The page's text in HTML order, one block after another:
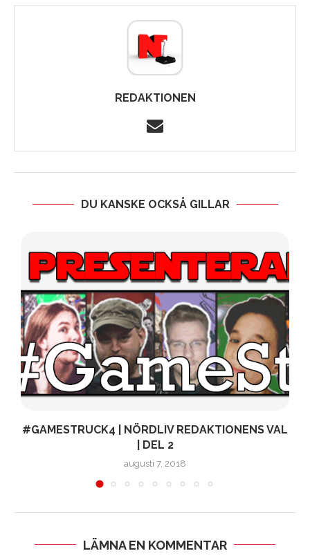
REDAKTIONEN
DU KANSKE OCKSÅ GILLAR
#GAMESTRUCK4 | NÖRDLIV REDAKTIONENS VAL
| DEL 2
augusti 7, 2018
LÄMNA EN KOMMENTAR